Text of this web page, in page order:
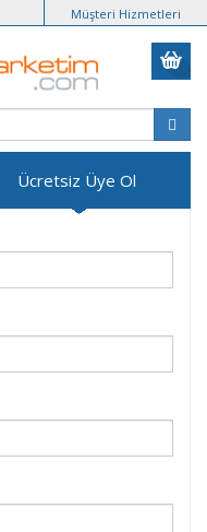
Müşteri Hizmetleri
Ücretsiz Üye Ol